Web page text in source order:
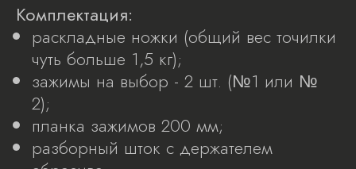
Комплектация:
раскладные ножки (общий вес точилки
чуть больше 1,5 кг);
зажимы на выбор - 2 шт. (№1 или №
2);
планка зажимов 200 мм;
разборный шток с держателем